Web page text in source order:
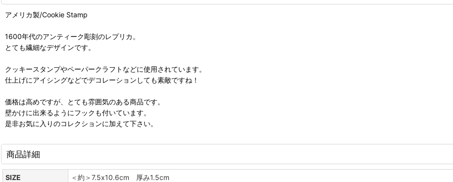
アメリカ製/Cookie Stamp
1600年代のアンティーク彫刻のレプリカ。
とても繊細なデザインです。
クッキースタンプやペーパークラフトなどに使用されています。
仕上げにアイシングなどでデコレーションしても素敵ですね！
価格は高めですが、とても雰囲気のある商品です。
壁かけに出来るようにフックも付いています。
是非お気に入りのコレクションに加えて下さい。
商品詳細
SIZE
＜約＞7.5x10.6cm 厚み1.5cm